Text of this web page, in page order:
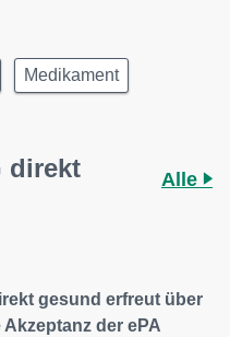
Medikament
direkt
Alle
gesund erfreut über
Akzeptanz der ePA